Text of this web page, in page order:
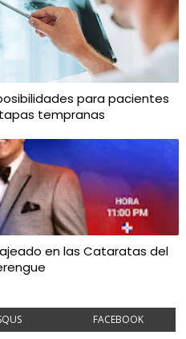
para pacientes
tempranas
en las Cataratas del
FACEBOOK